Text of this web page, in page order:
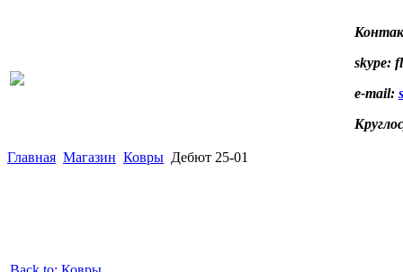
skype:
e-mail:
Главная Магазин Ковры Дебют 25-01